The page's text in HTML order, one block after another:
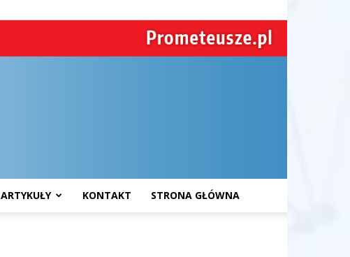
ARTYKUŁY KONTAKT STRONA GŁÓWNA